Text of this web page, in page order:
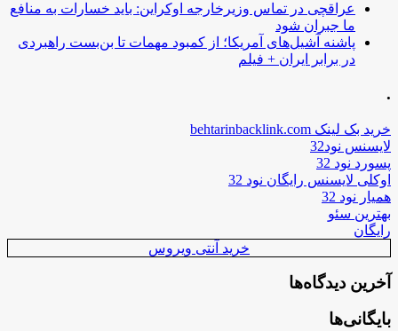
عراقچی در تماس وزیرخارجه اوکراین: باید خسارات به منافع
ما جبران شود
پاشنه آشیل‌های آمریکا؛ از کمبود مهمات تا بن‌بست راهبردی
در برابر ایران + فیلم
.
خرید بک لینک behtarinbacklink.com
لایسنس نود32
پسورد نود 32
اوکلی لایسنس رایگان نود 32
همیار نود 32
بهترین سئو
رایگان
خرید آنتی ویروس
آخرین دیدگاه‌ها
بایگانی‌ها